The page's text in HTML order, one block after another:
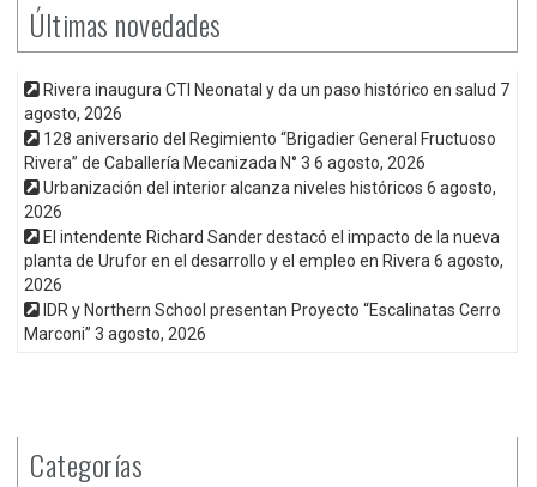
Últimas novedades
Rivera inaugura CTI Neonatal y da un paso histórico en salud 7
agosto, 2026
128 aniversario del Regimiento “Brigadier General Fructuoso
Rivera” de Caballería Mecanizada N° 3 6 agosto, 2026
Urbanización del interior alcanza niveles históricos 6 agosto,
2026
El intendente Richard Sander destacó el impacto de la nueva
planta de Urufor en el desarrollo y el empleo en Rivera 6 agosto,
2026
IDR y Northern School presentan Proyecto “Escalinatas Cerro
Marconi” 3 agosto, 2026
Categorías